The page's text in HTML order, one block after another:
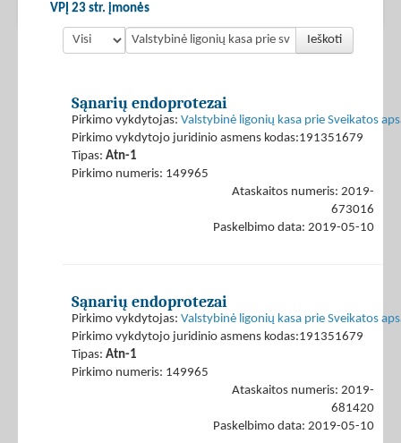
VPĮ 23 str. įmonės
Ieškoti
Sąnarių endoprotezai
Pirkimo vykdytojas: Valstybinė ligonių kasa prie Sveikatos
Pirkimo vykdytojo juridinio asmens kodas:191351679
Tipas: Atn-1
Pirkimo numeris: 149965
Ataskaitos numeris: 2019-
673016
Paskelbimo data: 2019-05-10
Sąnarių endoprotezai
Pirkimo vykdytojas: Valstybinė ligonių kasa prie Sveikatos
Pirkimo vykdytojo juridinio asmens kodas:191351679
Tipas: Atn-1
Pirkimo numeris: 149965
Ataskaitos numeris: 2019-
681420
Paskelbimo data: 2019-05-10